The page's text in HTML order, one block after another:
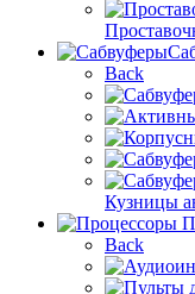
Back
Кузницы
Back